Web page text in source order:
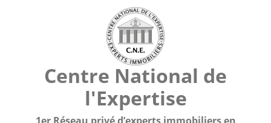
Centre National de
l'Expertise